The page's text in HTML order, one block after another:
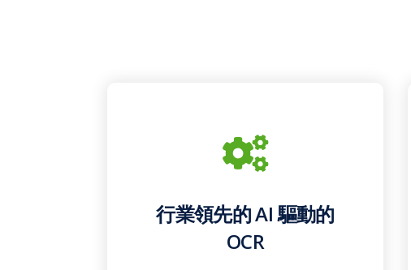
行業領先的 AI 驅動的
OCR